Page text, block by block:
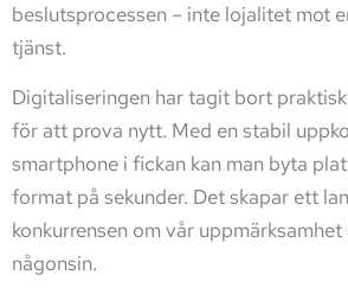
beslutsprocessen – inte lojalitet mot
tjänst.
Digitaliseringen har tagit bort
för att prova nytt. Med en stabil
smartphone i fickan kan man byta
format på sekunder. Det skapar ett
konkurrensen om vår
någonsin.